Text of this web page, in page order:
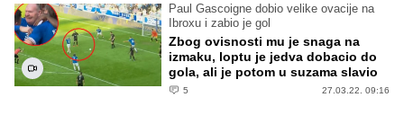
Paul Gascoigne dobio velike ovacije na
Ibroxu i zabio je gol
Zbog ovisnosti mu je snaga na
izmaku, loptu je jedva dobacio do
gola, ali je potom u suzama slavio
5 27.03.22. 09:16